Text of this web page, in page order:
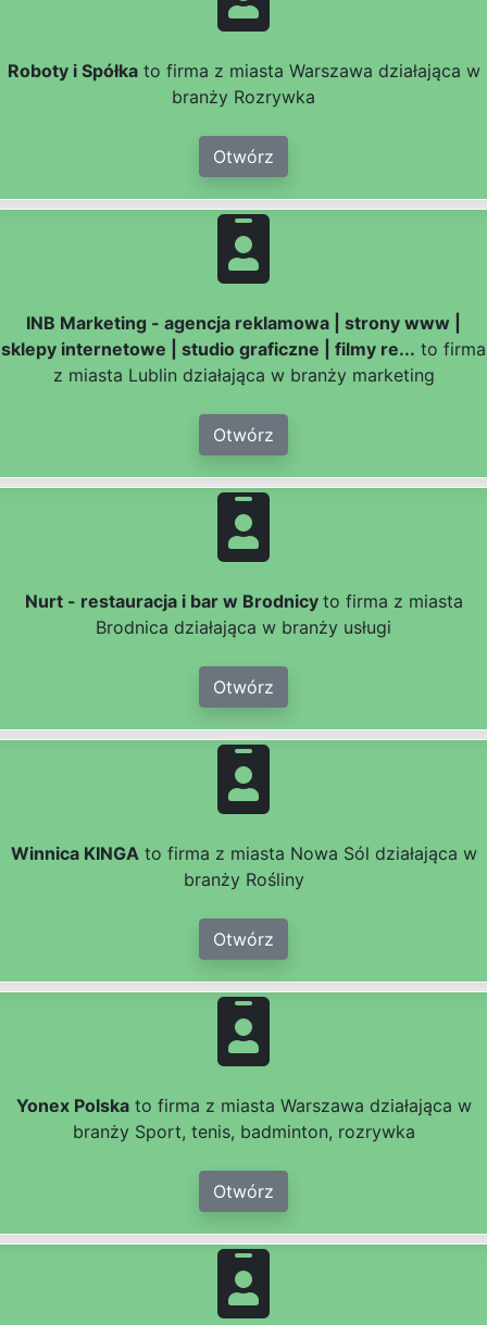
Roboty i Spółkato firma z miasta Warszawa działająca w
branży Rozrywka
Otwórz
INB Marketing - agencja reklamowa | strony www |
sklepy internetowe | studio graficzne | filmy re... to firma
z miasta Lublin działająca w branży marketing
Otwórz
Nurt - restauracja i bar w Brodnicy to firma z miasta
Brodnica działająca w branży usługi
Otwórz
Winnica KINGAto firma z miasta Nowa Sól działająca w
branży Rośliny
Otwórz
Yonex Polskato firma z miasta Warszawa działająca w
branży Sport, tenis, badminton, rozrywka
Otwórz